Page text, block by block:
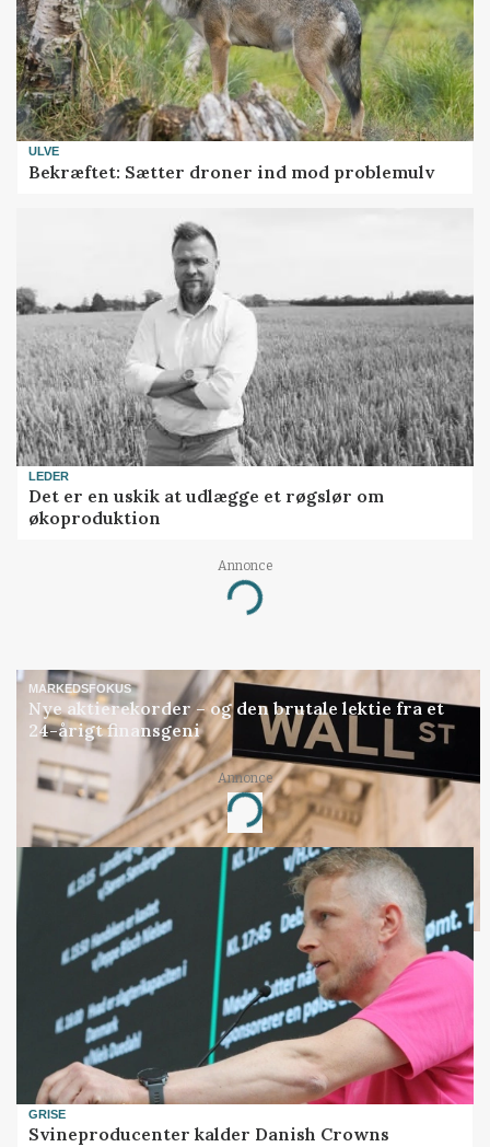
ULVE
Bekræftet: Sætter droner ind mod problemulv
LEDER
Det er en uskik at udlægge et røgslør om
økoproduktion
Annonce
Loading...
MARKEDSFOKUS
Nye aktierekorder – og den brutale lektie fra et
24-årigt finansgeni
Annonce
Loading...
GRISE
Svineproducenter kalder Danish Crowns